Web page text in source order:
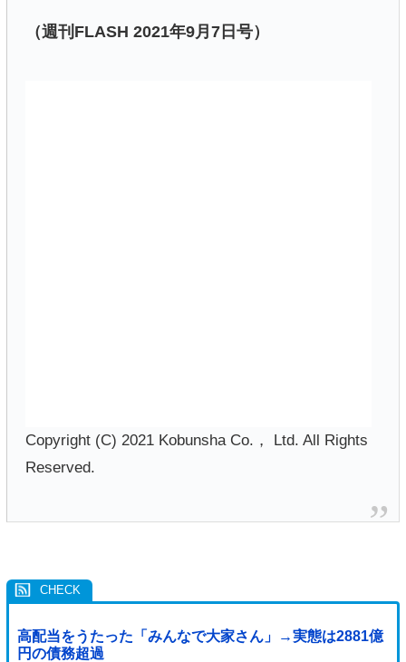
（週刊FLASH 2021年9月7日号）
Copyright (C) 2021 Kobunsha Co.， Ltd. All Rights
Reserved.
高配当をうたった「みんなで大家さん」→実態は2881億
円の債務超過